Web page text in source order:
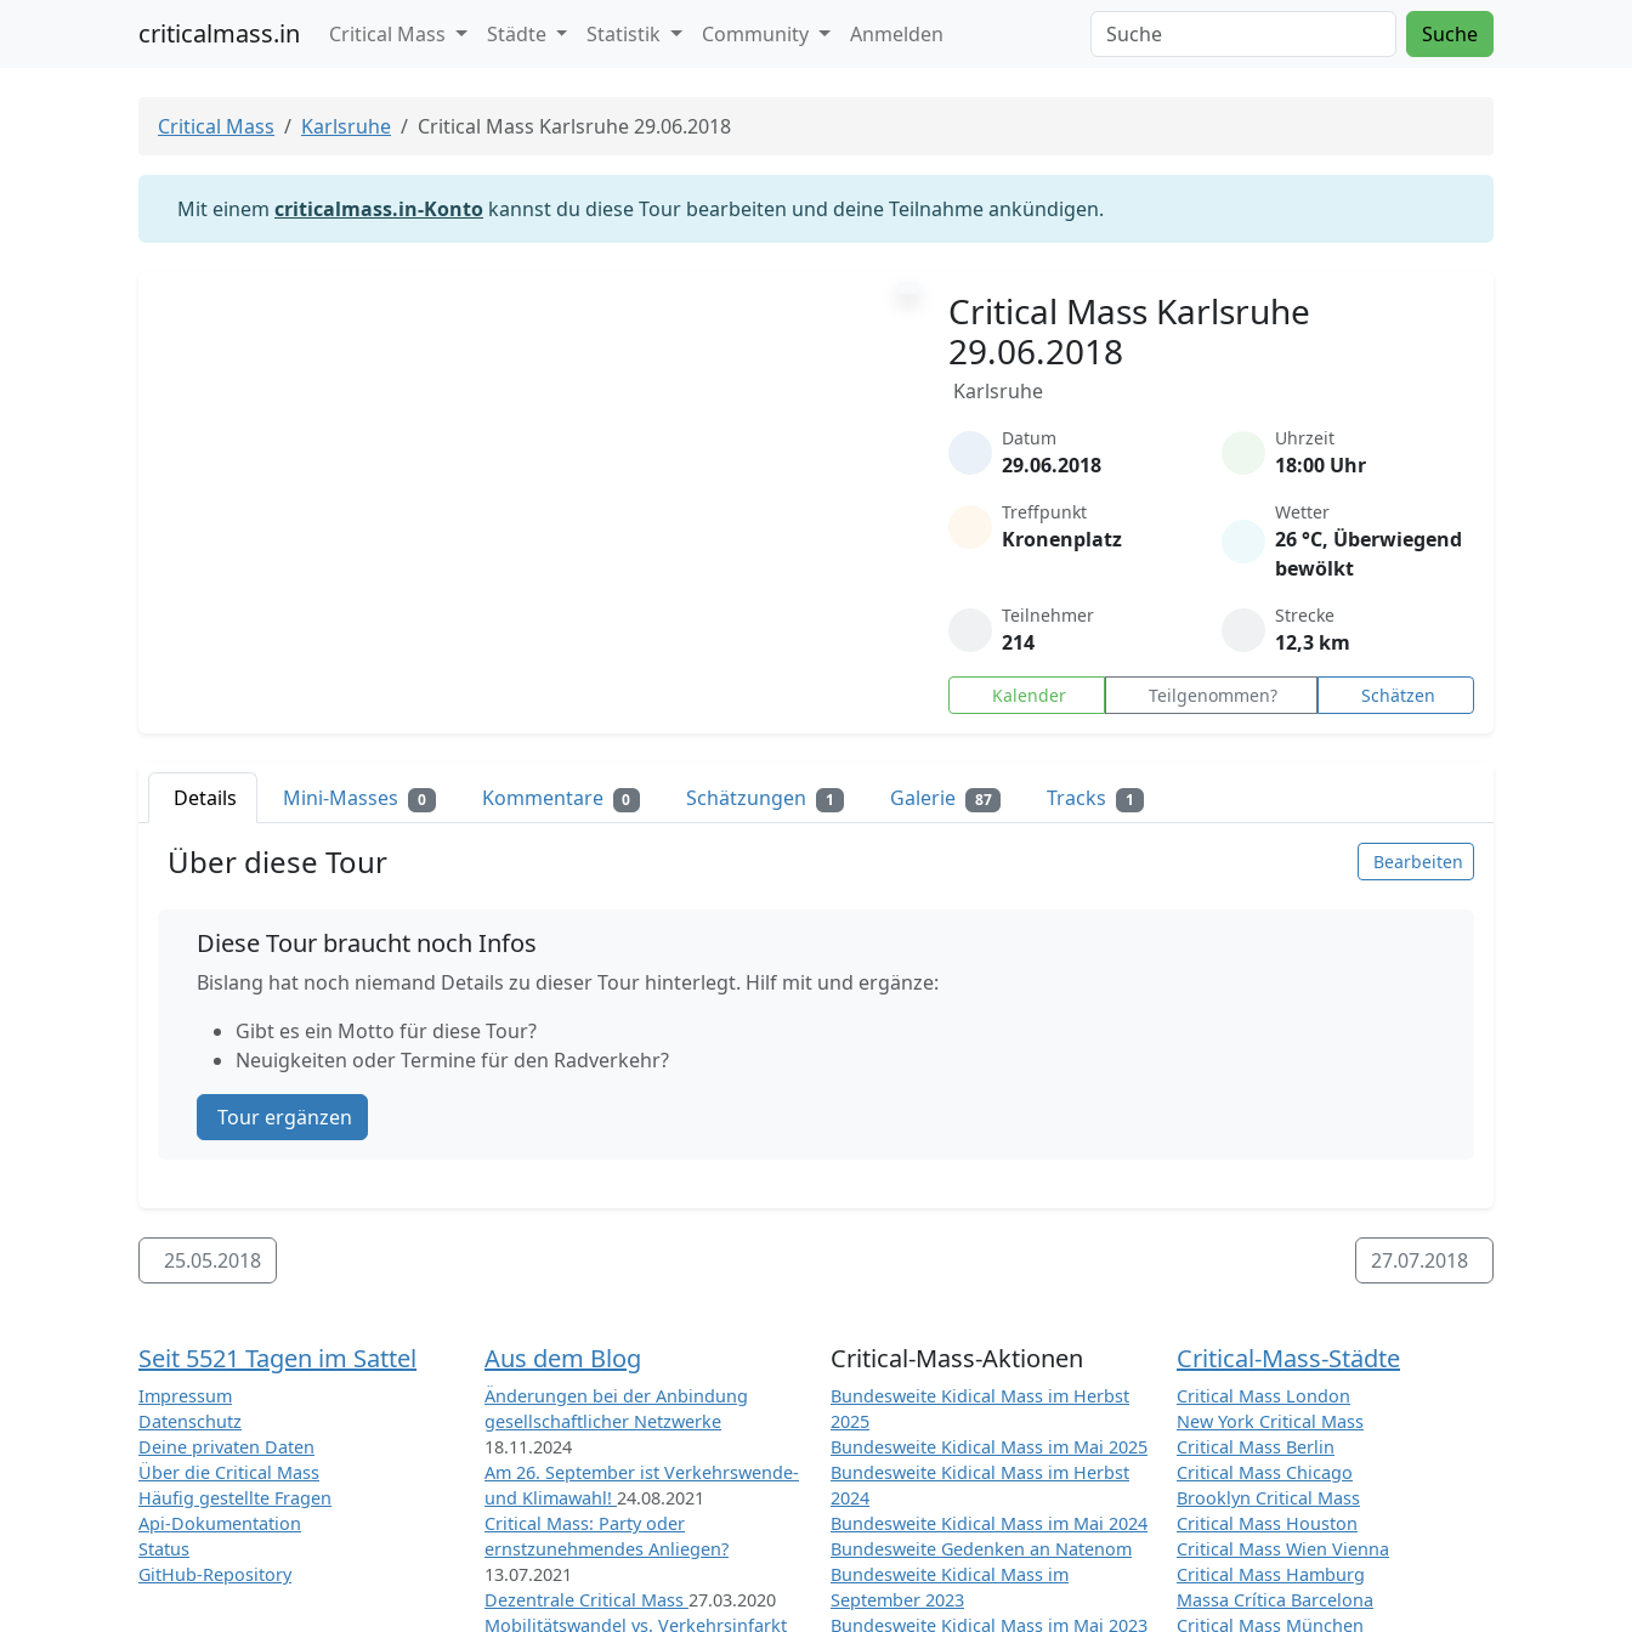
criticalmass.in Critical Mass Städte Statistik Community Anmelden Suche
Critical Mass Karlsruhe Critical Mass Karlsruhe 29.06.2018
Mit einem criticalmass.in-Konto kannst du diese Tour bearbeiten und deine Teilnahme ankündigen.
Critical Mass Karlsruhe
29.06.2018
Karlsruhe
Datum
29.06.2018
Uhrzeit
18:00 Uhr
Treffpunkt
Kronenplatz
Wetter
26 °C, Überwiegend
bewölkt
Teilnehmer
214
Strecke
12,3 km
Kalender Teilgenommen? Schätzen
Details Mini-Masses 0 Kommentare 0 Schätzungen 1 Galerie 87 Tracks 1
Über diese Tour Bearbeiten
Diese Tour braucht noch Infos
Bislang hat noch niemand Details zu dieser Tour hinterlegt. Hilf mit und ergänze:
Gibt es ein Motto für diese Tour?
Neuigkeiten oder Termine für den Radverkehr?
Tour ergänzen
25.05.2018 27.07.2018
Seit 5521 Tagen im Sattel
Impressum
Datenschutz
Deine privaten Daten
Über die Critical Mass
Häufig gestellte Fragen
Api-Dokumentation
Status
GitHub-Repository
Aus dem Blog
Änderungen bei der Anbindung
gesellschaftlicher Netzwerke
18.11.2024
Am 26. September ist Verkehrswende-
und Klimawahl! 24.08.2021
Critical Mass: Party oder
ernstzunehmendes Anliegen?
13.07.2021
Dezentrale Critical Mass 27.03.2020
Mobilitätswandel vs. Verkehrsinfarkt
Critical-Mass-Aktionen
Bundesweite Kidical Mass im Herbst
2025
Bundesweite Kidical Mass im Mai 2025
Bundesweite Kidical Mass im Herbst
2024
Bundesweite Kidical Mass im Mai 2024
Bundesweite Gedenken an Natenom
Bundesweite Kidical Mass im
September 2023
Bundesweite Kidical Mass im Mai 2023
Critical-Mass-Städte
Critical Mass London
New York Critical Mass
Critical Mass Berlin
Critical Mass Chicago
Brooklyn Critical Mass
Critical Mass Houston
Critical Mass Wien Vienna
Critical Mass Hamburg
Massa Crítica Barcelona
Critical Mass München